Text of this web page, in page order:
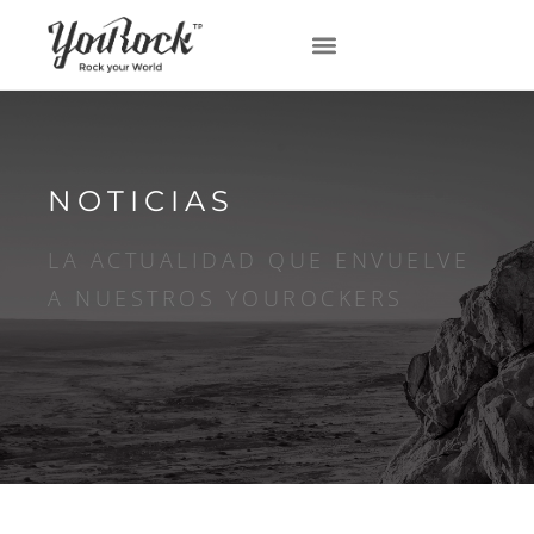
NOTICIAS
LA ACTUALIDAD QUE ENVUELVE
A NUESTROS YOUROCKERS